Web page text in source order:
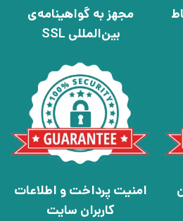
مجهز به گواهینامه‌ی
بین‌المللی SSL
امنیت پرداخت و اطلاعات
کاربران سایت